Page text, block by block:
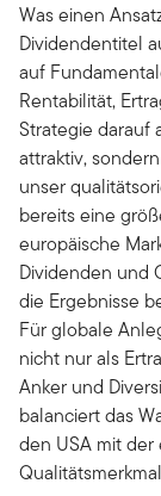
Was einen
Dividendentitel
auf
Rentabilität,
Strategie darauf
attraktiv,
unser
bereits eine
europäische
Dividenden und
die Ergebnisse
Für globale
nicht nur als
Anker und
balanciert das
den USA mit